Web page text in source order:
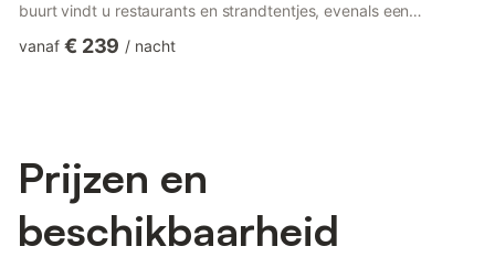
buurt vindt u restaurants en strandtentjes, evenals een
Alcúdia, op 6 km afstand, heeft een promenade voor lange
vanaf € 239 / nacht
Prijzen en
beschikbaarheid